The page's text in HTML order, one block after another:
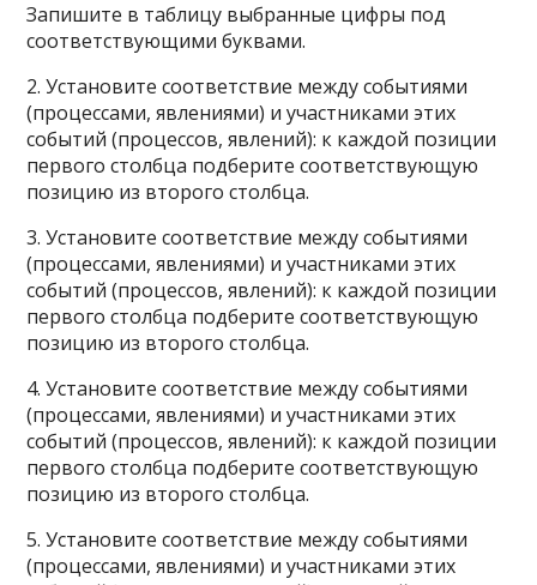
Запишите в таблицу выбранные цифры под
соответствующими буквами.
2. Установите соответствие между событиями
(процессами, явлениями) и участниками этих
событий (процессов, явлений): к каждой позиции
первого столбца подберите соответствующую
позицию из второго столбца.
3. Установите соответствие между событиями
(процессами, явлениями) и участниками этих
событий (процессов, явлений): к каждой позиции
первого столбца подберите соответствующую
позицию из второго столбца.
4. Установите соответствие между событиями
(процессами, явлениями) и участниками этих
событий (процессов, явлений): к каждой позиции
первого столбца подберите соответствующую
позицию из второго столбца.
5. Установите соответствие между событиями
(процессами, явлениями) и участниками этих